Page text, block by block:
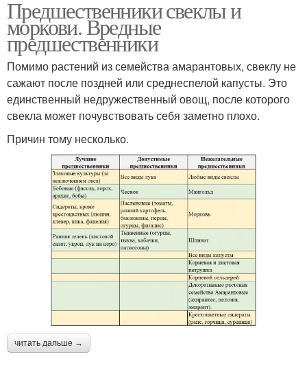
Предшественники свеклы и
моркови. Вредные
предшественники
Помимо растений из семейства амарантовых, свеклу не
сажают после поздней или среднеспелой капусты. Это
единственный недружественный овощ, после которого
свекла может почувствовать себя заметно плохо.
Причин тому несколько.
читать дальше →